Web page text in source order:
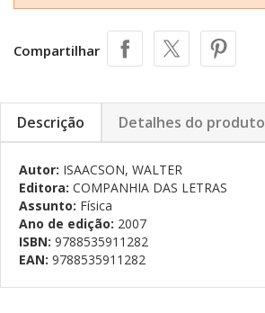
Compartilhar
Descrição Detalhes do produto
Autor: ISAACSON, WALTER
Editora: COMPANHIA DAS LETRAS
Assunto: Física
Ano de edição: 2007
ISBN: 9788535911282
EAN: 9788535911282